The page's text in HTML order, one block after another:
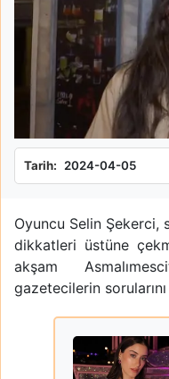
Tarih: 2024-04-05
Oyuncu Selin Şekerci,
dikkatleri üstüne
akşam
gazetecilerin